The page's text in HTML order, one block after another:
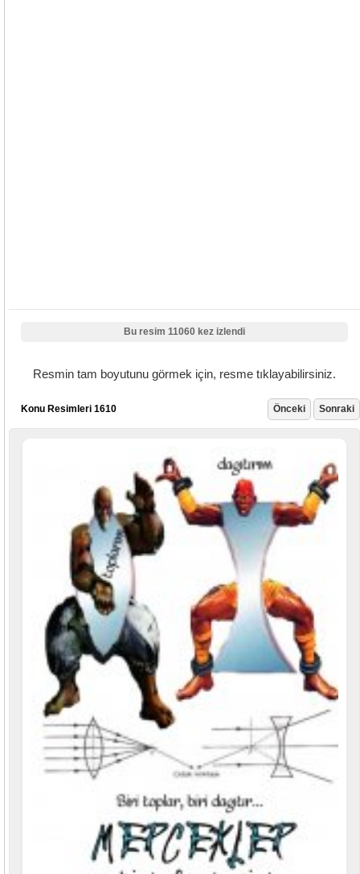
Bu resim 11060 kez izlendi
Resmin tam boyutunu görmek için, resme tıklayabilirsiniz.
Konu Resimleri 1610 Önceki Sonraki